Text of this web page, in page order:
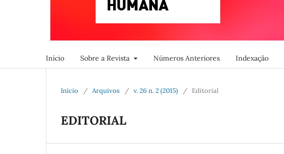
Início Sobre a Revista Números Anteriores Indexação
Início / Arquivos / v. 26 n. 2 (2015) / Editorial
EDITORIAL